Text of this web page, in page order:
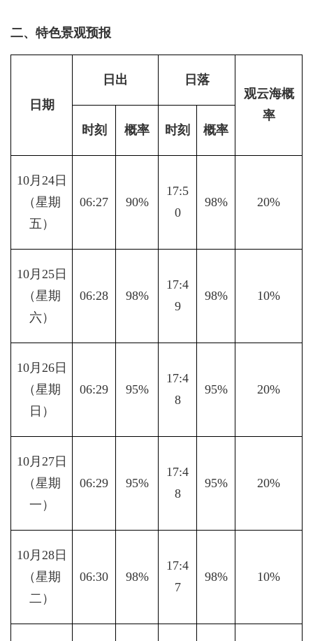
二、特色景观预报
日期
日出
日落
观云海概
率
时刻
概率 时刻 概率
10月24日
（星期
五）
06:27 90%
17:5
0
98% 20%
10月25日
（星期
六）
06:28 98%
17:4
9
98% 10%
10月26日
（星期
日）
06:29 95%
17:4
8
95% 20%
10月27日
（星期
一）
06:29 95%
17:4
8
95% 20%
10月28日
（星期
二）
06:30 98%
17:4
7
98% 10%